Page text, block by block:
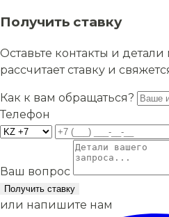
Получить ставку
Оставьте контакты и
рассчитает ставку и
Как к вам обращаться?
Телефон
Ваш вопрос
Получить ставку
или напишите нам